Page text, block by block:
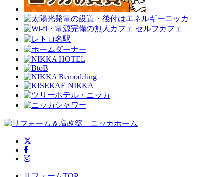
ニッカホーム公式Facebook
ニッカホーム公式Instagram